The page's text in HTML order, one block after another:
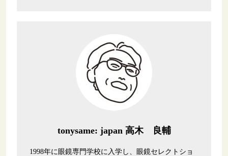
tonysame: japan 高木 良輔
1998年に眼鏡専門学校に入学し、眼鏡セレクトショ